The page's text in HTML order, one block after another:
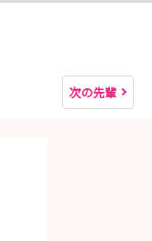
次の先輩